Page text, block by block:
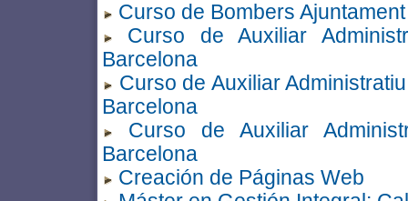
Curso de Bombers
Curso de Auxiliar
Barcelona
Curso de Auxiliar
Barcelona
Curso de Auxiliar
Barcelona
Creación de Páginas Web